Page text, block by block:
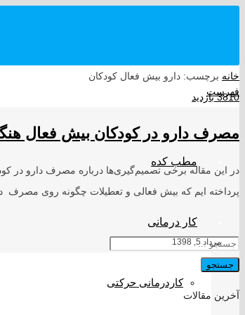
فهرست
مطب کده
کار درمانی
کاردرمانی حرکتی
خانه برچسب: دارو بیش فعال کودکان
3810 بازدید
مصرف دارو در کودکان بیش فعال
در این مقاله برخی تصمیم‌گیری‌ها درباره مصرف دارو در
پرداخته ایم که بیش فعالی و تعطیلات چگونه روی مصرف
مرداد 5, 1398
جستجو
آخرین مقالات